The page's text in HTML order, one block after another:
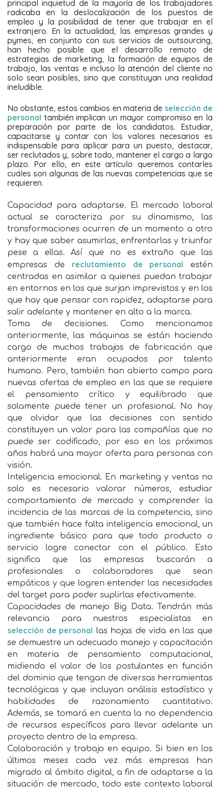
principal inquietud de la mayoría de los trabajadores
radicaba en la deslocalización de los puestos de
empleo y la posibilidad de tener que trabajar en el
extranjero. En la actualidad, las empresas grandes y
pymes, en conjunto con sus servicios de outsourcing,
han hecho posible que el desarrollo remoto de
estrategias de marketing, la formación de equipos de
trabajo, las ventas e incluso la atención del cliente no
solo sean posibles, sino que constituyan una realidad
ineludible.
No obstante, estos cambios en materia de selección de
personal también implican un mayor compromiso en la
preparación por parte de los candidatos. Estudiar,
capacitarse y contar con los valores necesarios es
indispensable para aplicar para un puesto, destacar,
ser reclutados y, sobre todo, mantener el cargo a largo
plazo. Por ello, en este artículo queremos contarles
cuáles son algunas de las nuevas competencias que se
requieren.
Capacidad para adaptarse. El mercado laboral
actual se caracteriza por su dinamismo, las
transformaciones ocurren de un momento a otro
y hay que saber asumirlas, enfrentarlas y triunfar
pese a ellas. Así que no es extraño que las
empresas de reclutamiento de personal estén
centradas en asimilar a quienes puedan trabajar
en entornos en los que surjan imprevistos y en los
que hay que pensar con rapidez, adaptarse para
salir adelante y mantener en alto a la marca.
Toma de decisiones. Como mencionamos
anteriormente, las máquinas se están haciendo
cargo de muchos trabajos de fabricación que
anteriormente eran ocupados por talento
humano. Pero, también han abierto campo para
nuevas ofertas de empleo en las que se requiere
el pensamiento crítico y equilibrado que
solamente puede tener un profesional. No hay
que olvidar que las decisiones con sentido
constituyen un valor para las compañías que no
puede ser codificado, por eso en los próximos
años habrá una mayor oferta para personas con
visión.
Inteligencia emocional. En marketing y ventas no
solo es necesario valorar números, estudiar
comportamiento de mercado y comprender la
incidencia de las marcas de la competencia, sino
que también hace falta inteligencia emocional, un
ingrediente básico para que todo producto o
servicio logre conectar con el público. Esto
significa que las empresas buscarán a
profesionales o colaboradores que sean
empáticos y que logren entender las necesidades
del target para poder suplirlas efectivamente.
Capacidades de manejo Big Data. Tendrán más
relevancia para nuestros especialistas en
selección de personal las hojas de vida en las que
se demuestre un adecuado manejo y capacitación
en materia de pensamiento computacional,
midiendo el valor de los postulantes en función
del dominio que tengan de diversas herramientas
tecnológicas y que incluyan análisis estadístico y
habilidades de razonamiento cuantitativo.
Además, se tomará en cuenta la no dependencia
de recursos específicos para llevar adelante un
proyecto dentro de la empresa.
Colaboración y trabajo en equipo. Si bien en los
últimos meses cada vez más empresas han
migrado al ámbito digital, a fin de adaptarse a la
situación de mercado, todo este contexto laboral